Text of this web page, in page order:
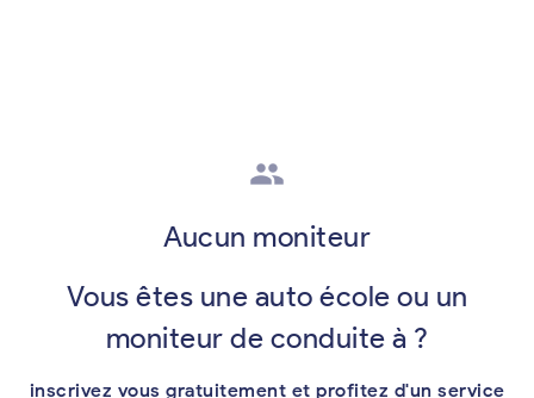
group
Aucun moniteur
Vous êtes une auto école ou un
moniteur de conduite à ?
inscrivez vous gratuitement et profitez d'un service